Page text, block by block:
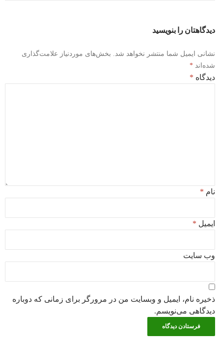
دیدگاهتان را بنویسید
نشانی ایمیل شما منتشر نخواهد شد. بخش‌های موردنیاز علامت‌گذاری
شده‌اند *
دیدگاه *
نام *
ایمیل *
وب‌ سایت
ذخیره نام، ایمیل و وبسایت من در مرورگر برای زمانی که دوباره
دیدگاهی می‌نویسم.